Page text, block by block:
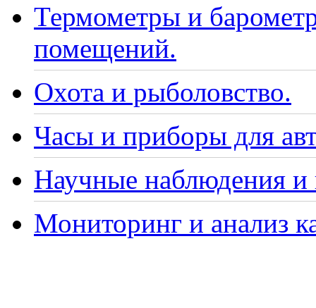
Термометры и
помещений.
Охота и рыболовство.
Часы и приборы для
Научные наблюдения и
Мониторинг и анализ